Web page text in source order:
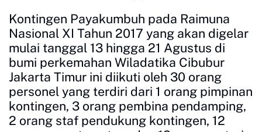
Kontingen Payakumbuh pada Raimuna
Nasional XI Tahun 2017 yang akan digelar
mulai tanggal 13 hingga 21 Agustus di
bumi perkemahan Wiladatika Cibubur
Jakarta Timur ini diikuti oleh 30 orang
personel yang terdiri dari 1 orang pimpinan
kontingen, 3 orang pembina pendamping,
2 orang staf pendukung kontingen, 12